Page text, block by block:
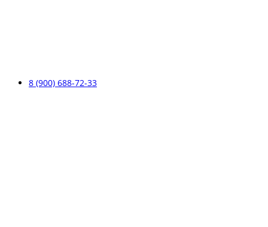
8 (900) 688-72-33